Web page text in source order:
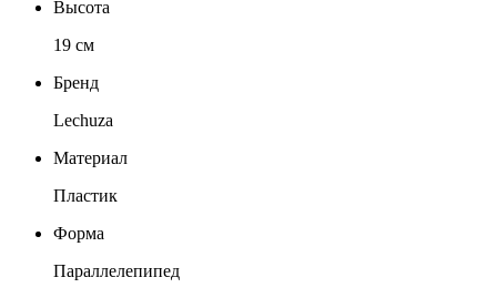
Высота
19 см
Бренд
Lechuza
Материал
Пластик
Форма
Параллелепипед